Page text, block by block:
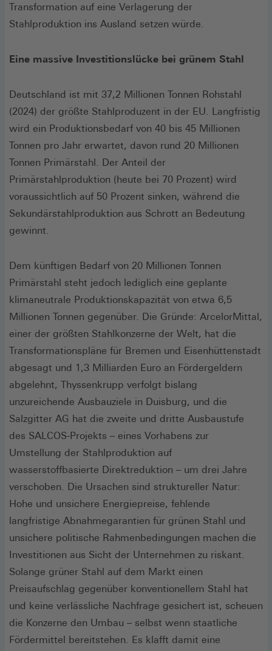
Transformation auf eine Verlagerung der
Stahlproduktion ins Ausland setzen würde.
Eine massive Investitionslücke bei grünem Stahl
Deutschland ist mit 37,2 Millionen Tonnen Rohstahl
(2024) der größte Stahlproduzent in der EU. Langfristig
wird ein Produktionsbedarf von 40 bis 45 Millionen
Tonnen pro Jahr erwartet, davon rund 20 Millionen
Tonnen Primärstahl. Der Anteil der
Primärstahlproduktion (heute bei 70 Prozent) wird
voraussichtlich auf 50 Prozent sinken, während die
Sekundärstahlproduktion aus Schrott an Bedeutung
gewinnt.
Dem künftigen Bedarf von 20 Millionen Tonnen
Primärstahl steht jedoch lediglich eine geplante
klimaneutrale Produktionskapazität von etwa 6,5
Millionen Tonnen gegenüber. Die Gründe: ArcelorMittal,
einer der größten Stahlkonzerne der Welt, hat die
Transformationspläne für Bremen und Eisenhüttenstadt
abgesagt und 1,3 Milliarden Euro an Fördergeldern
abgelehnt, Thyssenkrupp verfolgt bislang
unzureichende Ausbauziele in Duisburg, und die
Salzgitter AG hat die zweite und dritte Ausbaustufe
des SALCOS-Projekts – eines Vorhabens zur
Umstellung der Stahlproduktion auf
wasserstoffbasierte Direktreduktion – um drei Jahre
verschoben. Die Ursachen sind struktureller Natur:
Hohe und unsichere Energiepreise, fehlende
langfristige Abnahmegarantien für grünen Stahl und
unsichere politische Rahmenbedingungen machen die
Investitionen aus Sicht der Unternehmen zu riskant.
Solange grüner Stahl auf dem Markt einen
Preisaufschlag gegenüber konventionellem Stahl hat
und keine verlässliche Nachfrage gesichert ist, scheuen
die Konzerne den Umbau – selbst wenn staatliche
Fördermittel bereitstehen. Es klafft damit eine